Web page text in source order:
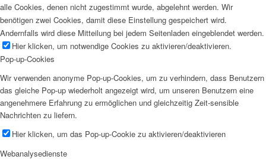
alle Cookies, denen nicht zugestimmt wurde, abgelehnt werden. Wir
benötigen zwei Cookies, damit diese Einstellung gespeichert wird.
Andernfalls wird diese Mitteilung bei jedem Seitenladen eingeblendet werden.
Hier klicken, um notwendige Cookies zu aktivieren/deaktivieren.
Pop-up-Cookies
Wir verwenden anonyme Pop-up-Cookies, um zu verhindern, dass Benutzern
das gleiche Pop-up wiederholt angezeigt wird, um unseren Benutzern eine
angenehmere Erfahrung zu ermöglichen und gleichzeitig Zeit-sensible
Nachrichten zu liefern.
Hier klicken, um das Pop-up-Cookie zu aktivieren/deaktivieren
Webanalysedienste